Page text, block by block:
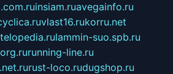
insiam.ruavegainfo.ru
vlast16.rukorru.net
lammin-suo.spb.ru
running-line.ru
rust-loco.rudugshop.ru